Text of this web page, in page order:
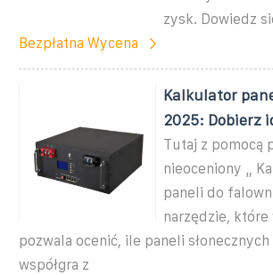
zysk. Dowiedz
Bezpłatna Wycena
Kalkulator
2025: Dobierz
Tutaj z pomocą
nieoceniony „
paneli do
narzędzie, które
pozwala ocenić, ile paneli
współgra z